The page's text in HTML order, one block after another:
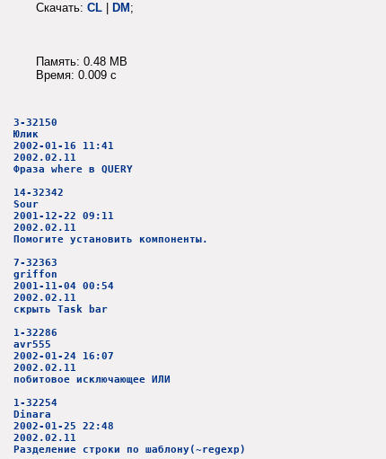
Скачать: CL DM ;
Память: 0.48 MB
Время: 0.009 c
3-32150
Юлик
2002-01-16 11:41
2002.02.11
Фраза where в QUERY
14-32342
Sour
2001-12-22 09:11
2002.02.11
Помогите установить компоненты.
7-32363
griffon
2001-11-04 00:54
2002.02.11
скрыть Task bar
1-32286
avr555
2002-01-24 16:07
2002.02.11
побитовое исключающее ИЛИ
1-32254
Dinara
2002-01-25 22:48
2002.02.11
Разделение строки по шаблону(~regexp)